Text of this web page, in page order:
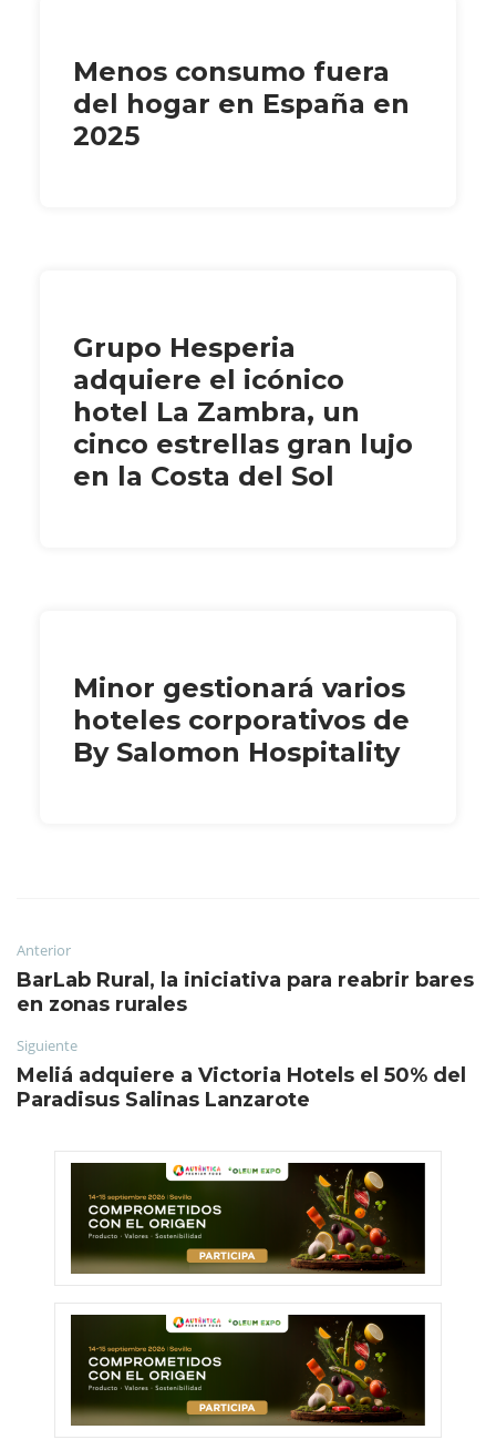
Menos consumo fuera
del hogar en España en
2025
Grupo Hesperia
adquiere el icónico
hotel La Zambra, un
cinco estrellas gran lujo
en la Costa del Sol
Minor gestionará varios
hoteles corporativos de
By Salomon Hospitality
Anterior
BarLab Rural, la iniciativa para reabrir bares
en zonas rurales
Siguiente
Meliá adquiere a Victoria Hotels el 50% del
Paradisus Salinas Lanzarote